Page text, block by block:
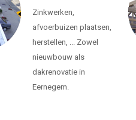
Zinkwerken,
afvoerbuizen plaatsen,
herstellen, ... Zowel
nieuwbouw als
dakrenovatie in
Eernegem.